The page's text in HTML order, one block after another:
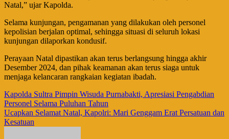
Natal,” ujar Kapolda.
Selama kunjungan, pengamanan yang dilakukan oleh personel
kepolisian berjalan optimal, sehingga situasi di seluruh lokasi
kunjungan dilaporkan kondusif.
Perayaan Natal dipastikan akan terus berlangsung hingga akhir
Desember 2024, dan pihak keamanan akan terus siaga untuk
menjaga kelancaran rangkaian kegiatan ibadah.
Navigasi
pos
Kapolda Sultra Pimpin Wisuda Purnabakti, Apresiasi Pengabdian
Personel Selama Puluhan Tahun
Ucapkan Selamat Natal, Kapolri: Mari Genggam Erat Persatuan dan
Kesatuan